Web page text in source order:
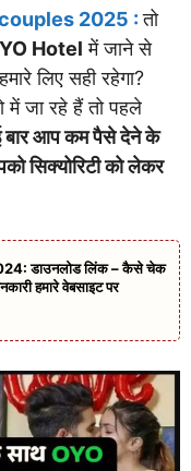
2025 : तो
Hotel में जाने से
लिए सही रहेगा?
जा रहे हैं तो पहले
आप कम पैसे देने के
सिक्योरिटी को लेकर
डाउनलोड लिंक – कैसे चेक
हमारे वेबसाइट पर